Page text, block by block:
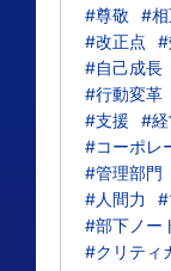
#尊敬
#相
#改正点
#
#自己成長
#行動変革
#支援
#経
#コーポレ
#管理部門
#人間力
#
#部下ノー
#クリティ